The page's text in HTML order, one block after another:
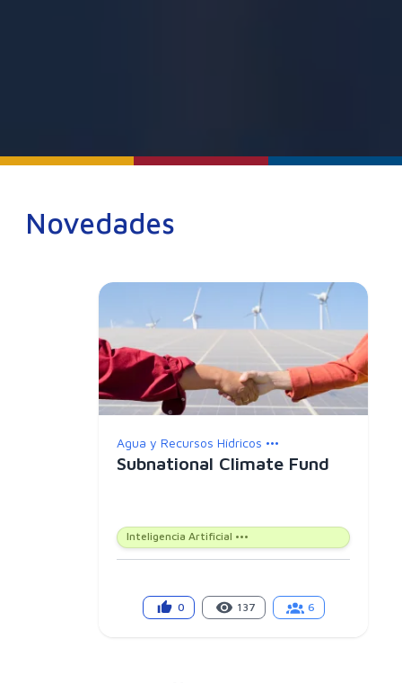
Novedades
Agua y Recursos Hídricos •••
Subnational Climate Fund
Inteligencia Artificial •••
137 6